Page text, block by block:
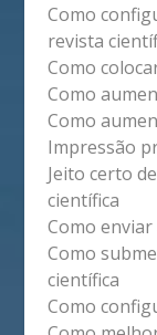
Como
revista
Como
Como
Como
Impressão
Jeito certo
científica
Como
Como
científica
Como